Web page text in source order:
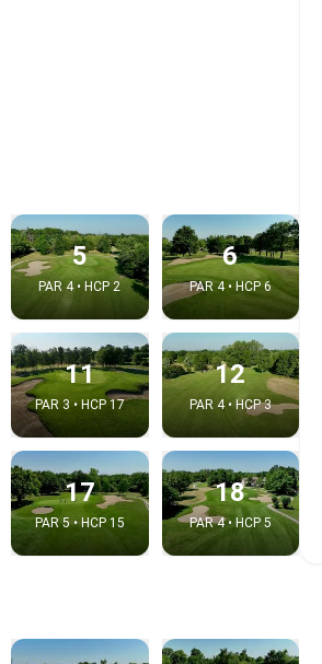
5
PAR 4 • HCP 2
6
PAR 4 • HCP 6
11
PAR 3 • HCP 17
12
PAR 4 • HCP 3
17
PAR 5 • HCP 15
18
PAR 4 • HCP 5